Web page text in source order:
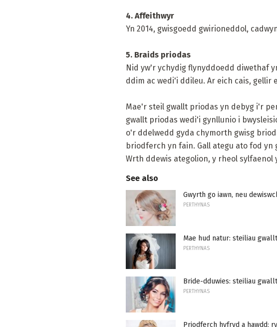
4. Affeithwyr
Yn 2014, gwisgoedd gwirioneddol,
5. Braids priodas
Nid yw'r ychydig flynyddoedd diwethaf
ddim ac wedi'i ddileu. Ar eich cais,
Mae'r steil gwallt priodas yn debyg i'r
gwallt priodas wedi'i gynllunio i
o'r ddelwedd gyda chymorth gwisg
briodferch yn fain. Gall ategu ato fod
Wrth ddewis ategolion, y rheol sylfaenol
See also
Gwyrth go iawn, neu
PERTHYNAS
Mae hud natur: steiliau
PERTHYNAS
Bride-dduwies: steiliau
PERTHYNAS
Priodferch hyfryd a hawdd: